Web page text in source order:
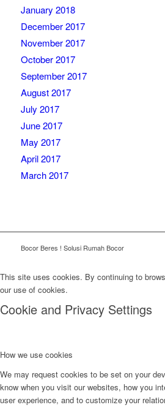
January 2018
December 2017
November 2017
October 2017
September 2017
August 2017
July 2017
June 2017
May 2017
April 2017
March 2017
Bocor Beres ! Solusi Rumah Bocor
This site uses cookies. By continuing to
our use of cookies.
Cookie and Privacy Settings
How we use cookies
We may request cookies to be set on your
know when you visit our websites, how you
user experience, and to customize your